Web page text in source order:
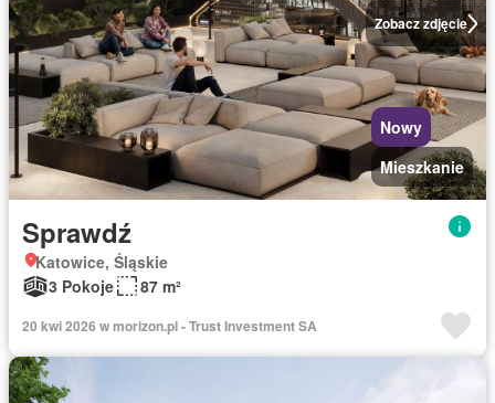
Zobacz zdjęcie
Nowy
Mieszkanie
Sprawdź
Katowice, Śląskie
3 Pokoje
87 m²
20 kwi 2026 w morizon.pl - Trust Investment SA